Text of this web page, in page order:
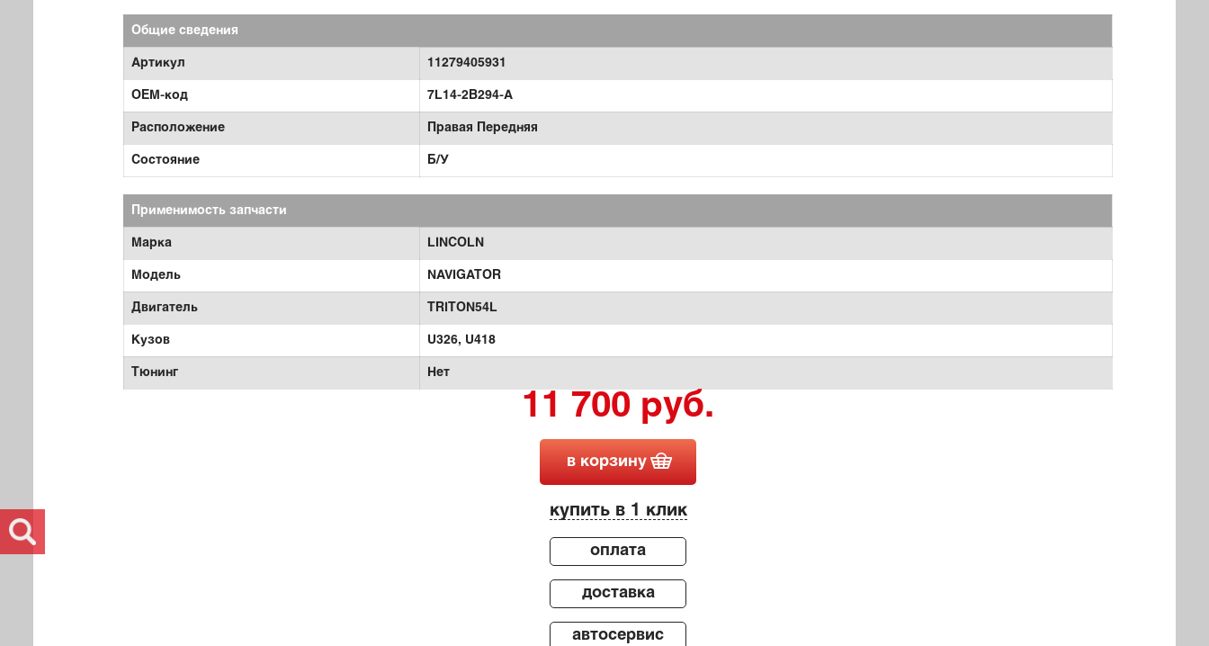
Общие сведения
Артикул 11279405931
OEM-код 7L14-2B294-A
Расположение Правая Передняя
Состояние Б/У
Применимость запчасти
Марка LINCOLN
Модель NAVIGATOR
Двигатель TRITON54L
Кузов U326, U418
Тюнинг Нет
11 700 руб.
в корзину
купить в 1 клик
оплата
доставка
автосервис